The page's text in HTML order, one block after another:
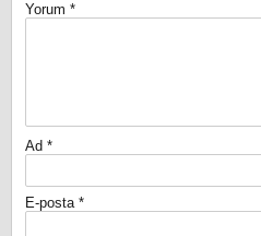
Yorum *
Ad *
E-posta *